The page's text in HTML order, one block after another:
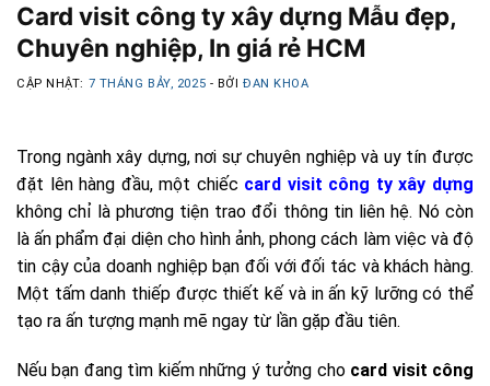
Card visit công ty xây dựng Mẫu đẹp,
Chuyên nghiệp, In giá rẻ HCM
CẬP NHẬT: 7 THÁNG BẢY, 2025 - BỞIĐAN KHOA
Trong ngành xây dựng, nơi sự chuyên nghiệp và uy tín được
đặt lên hàng đầu, một chiếc card visit công ty xây dựng
không chỉ là phương tiện trao đổi thông tin liên hệ. Nó còn
là ấn phẩm đại diện cho hình ảnh, phong cách làm việc và độ
tin cậy của doanh nghiệp bạn đối với đối tác và khách hàng.
Một tấm danh thiếp được thiết kế và in ấn kỹ lưỡng có thể
tạo ra ấn tượng mạnh mẽ ngay từ lần gặp đầu tiên.
Nếu bạn đang tìm kiếm những ý tưởng cho card visit công